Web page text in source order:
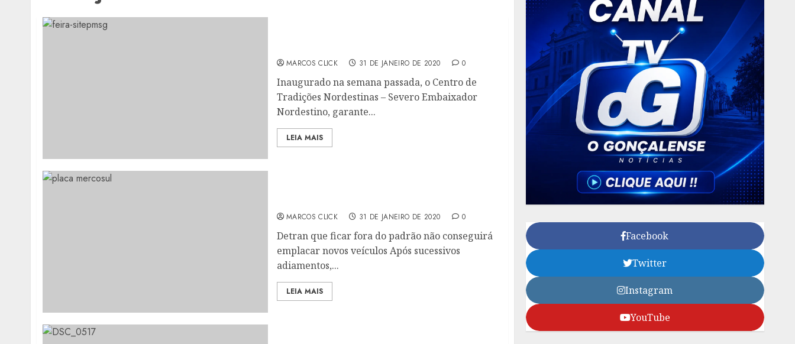
MARCOS CLICK 31 DE JANEIRO DE 2020 0
Inaugurado na semana passada, o Centro de
Tradições Nordestinas – Severo Embaixador
Nordestino, garante...
LEIA MAIS
MARCOS CLICK 31 DE JANEIRO DE 2020 0
Detran que ficar fora do padrão não conseguirá
emplacar novos veículos Após sucessivos
adiamentos,...
LEIA MAIS
Facebook
Twitter
Instagram
YouTube